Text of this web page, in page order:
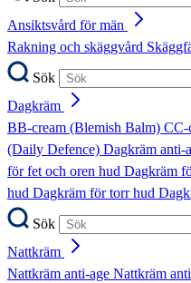
Ansiktsvård för män
Rakning och skäggvård
Sök
Dagkräm
BB-cream (Blemish Balm) CC-
(Daily Defence) Dagkräm anti-
för fet och oren hud Dagkräm
hud Dagkräm för torr hud
Sök
Nattkräm
Nattkräm anti-age Nattkräm